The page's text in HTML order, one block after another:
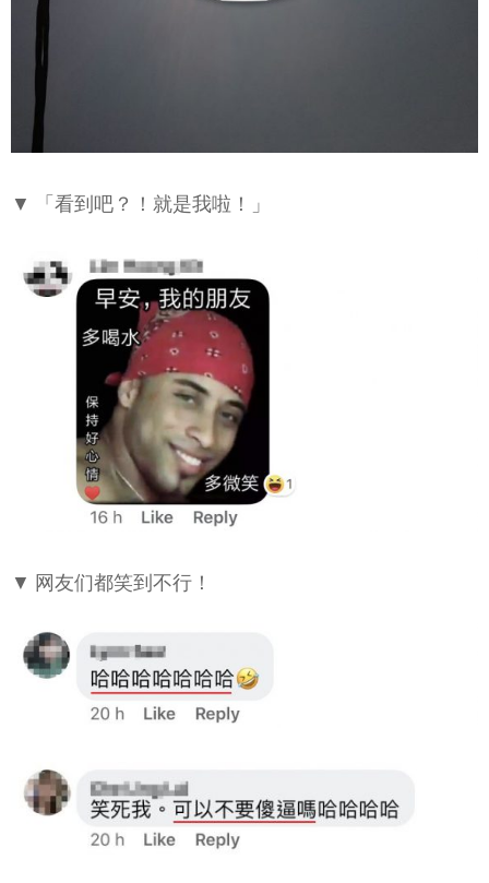
▼ 「看到吧？！就是我啦！」
▼ 网友们都笑到不行！